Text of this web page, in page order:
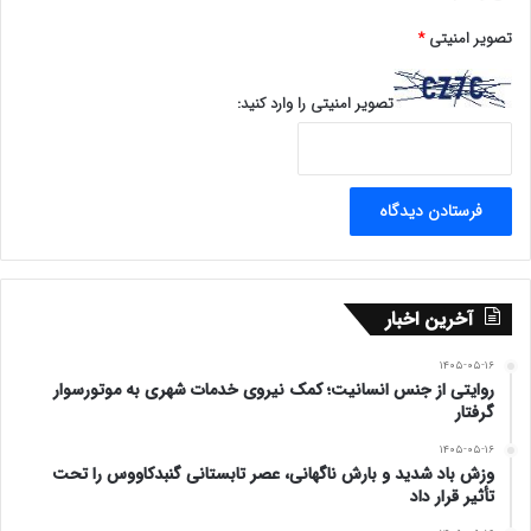
تصویر امنیتی*
تصویر امنیتی را وارد کنید:
آخرین اخبار
۱۴۰۵-۰۵-۱۶
روایتی از جنس انسانیت؛ کمک نیروی خدمات شهری به موتورسوار
گرفتار
۱۴۰۵-۰۵-۱۶
وزش باد شدید و بارش ناگهانی، عصر تابستانی گنبدکاووس را تحت
تأثیر قرار داد